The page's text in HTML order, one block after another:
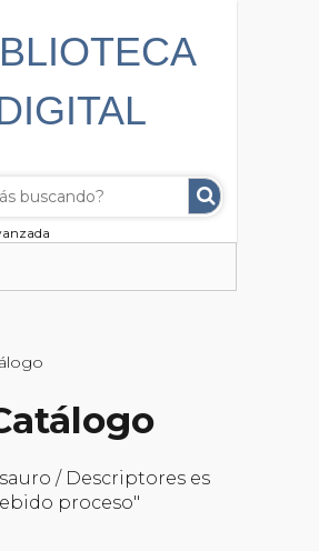
/ Descriptores es
proceso"